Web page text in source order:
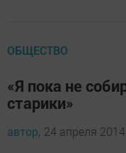
ОБЩЕСТВО
«Я пока не
старики»
автор, 24 апреля